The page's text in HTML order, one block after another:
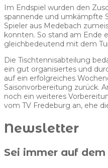
Im Endspiel wurden den
spannende und umkämpfte
Spieler aus Medebach
konnten. So stand am Ende
gleichbedeutend mit dem
Die Tischtennisabteilung
ein gut organisiertes und
auf ein erfolgreiches
Saisonvorbereitung zurück.
noch ein weiteres
vom TV Fredeburg an, ehe
Newsletter
Sei immer auf